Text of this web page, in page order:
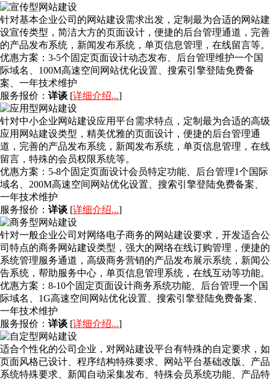
针对基本企业公司的网站建设需求出发，定制最为合适的网站建
设宣传类型，简洁大方的页面设计，便捷的后台管理通道，完善
的产品发布系统，新闻发布系统，单页信息管理，在线留言等。
优惠方案： 3-5个固定页面设计动态发布、后台管理维护一个国
际域名、100M高速空间网站优化设置、搜索引擎登陆免费备
案、一年技术维护
服务报价： 详谈 [详细介绍...]
针对中小企业网站建设应用平台需求特点，定制最为合适的高级
应用网站建设类型，精美优雅的页面设计，便捷的后台管理通
道，完善的产品发布系统，新闻发布系统，单页信息管理，在线
留言，特殊的会员权限系统等。
优惠方案： 5-8个固定页面设计会员特定功能、后台管理1个国际
域名、200M高速空间网站优化设置、搜索引擎登陆免费备案、
一年技术维护
服务报价： 详谈 [详细介绍...]
针对一般企业公司对网络电子商务的网站建设要求，开发适合公
司特点的商务网站建设类型，强大的网络在线订购管理，便捷的
系统管理服务通道，高级商务营销的产品发布展示系统，新闻公
告系统，帮助服务中心，单页信息管理系统，在线互动等功能。
优惠方案： 8-10个固定页面设计商务系统功能、后台管理一个国
际域名、1G高速空间网站优化设置、搜索引擎登陆免费备案、
一年技术维护
服务报价： 详谈 [详细介绍...]
适合个性化的公司企业，对网站建设平台有特殊的自定要求，如
页面风格已设计、程序结构特殊要求、网站平台基础改版、产品
系统特殊要求、新闻自动采集发布、特殊会员系统功能、产品特